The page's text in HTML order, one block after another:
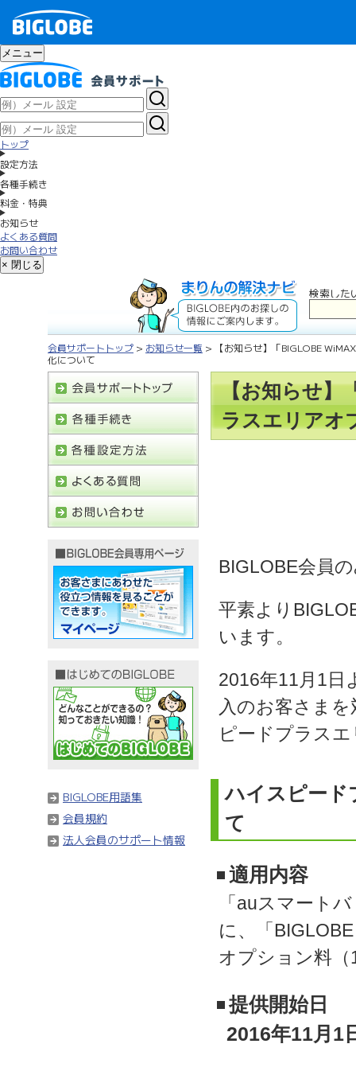
メニュー
トップ
設定方法
各種手続き
料金・特典
お知らせ
よくある質問
お問い合わせ
× 閉じる
検索した
会員サポートトップ > お知らせ一覧 > 【お知らせ】「BIGLOBE
化について
【お知らせ】
ラスエリアオ
BIGLOBE会員
平素より
います。
2016年11月1日
入のお客さま
ピードプラス
ハイスピード
て
適用内容
「auスマート
に、「
オプション料（
提供開始日
2016年11月1
BIGLOBE用語集
会員規約
法人会員のサポート情報